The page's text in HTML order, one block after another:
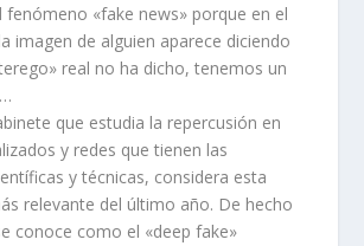
fenómeno «fake news» porque en el
imagen de alguien aparece diciendo
real no ha dicho, tenemos un
que estudia la repercusión en
y redes que tienen las
y técnicas, considera esta
relevante del último año. De hecho
conoce como el «deep fake»